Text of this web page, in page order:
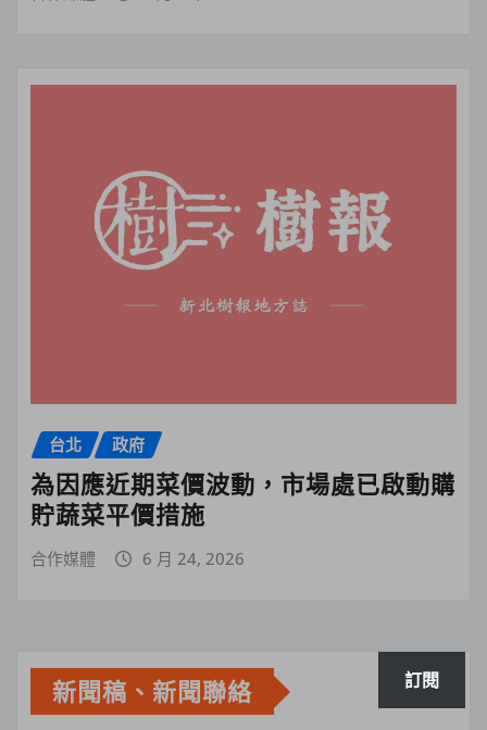
台北 政府
為因應近期菜價波動，市場處已啟動購
貯蔬菜平價措施
合作媒體 6 月 24, 2026
新聞稿、新聞聯絡 訂閱